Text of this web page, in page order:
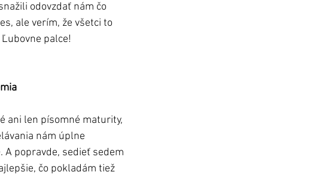
odovzdať nám čo
ale verím, že všetci to
palce!
ani len písomné maturity,
nám úplne
popravde, sedieť sedem
čo pokladám tiež